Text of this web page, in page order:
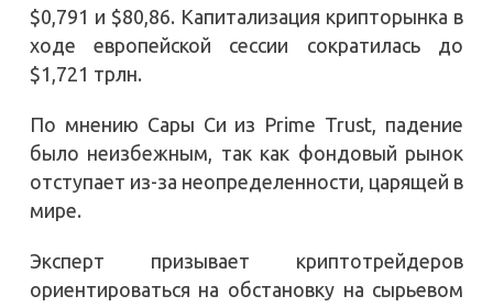
$0,791 и $80,86. Капитализация крипторынка в
ходе европейской сессии сократилась до
$1,721 трлн.
По мнению Сары Си из Prime Trust, падение
было неизбежным, так как фондовый рынок
отступает из-за неопределенности, царящей в
мире.
Эксперт призывает криптотрейдеров
ориентироваться на обстановку на сырьевом